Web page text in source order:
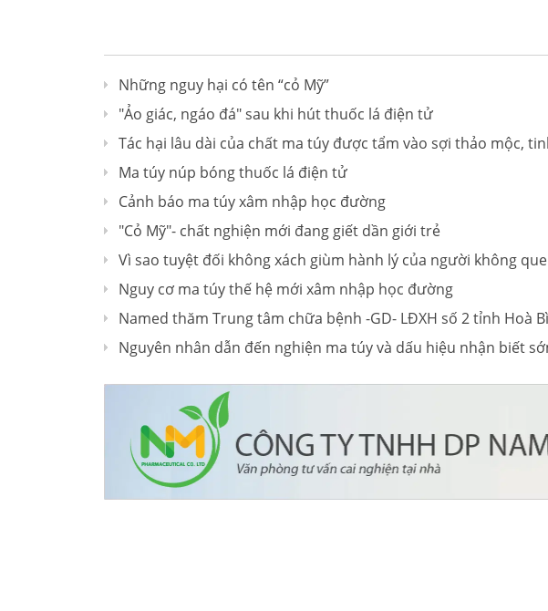
Những nguy hại có tên “cỏ Mỹ”
"Ảo giác, ngáo đá" sau khi hút thuốc lá điện tử
Tác hại lâu dài của chất ma túy được tẩm vào sợi thảo mộc,
Ma túy núp bóng thuốc lá điện tử
Cảnh báo ma túy xâm nhập học đường
"Cỏ Mỹ"- chất nghiện mới đang giết dần giới trẻ
Vì sao tuyệt đối không xách giùm hành lý của người không
Nguy cơ ma túy thế hệ mới xâm nhập học đường
Named thăm Trung tâm chữa bệnh -GD- LĐXH số 2 tỉnh Hoà
Nguyên nhân dẫn đến nghiện ma túy và dấu hiệu nhận biết